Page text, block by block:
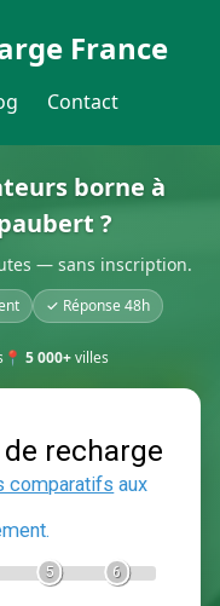
France
Contact
borne à
?
— sans inscription.
✓ Réponse 48h
📍 5 000+villes
de
3 devis comparatifs